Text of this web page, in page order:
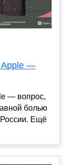
Apple —
— вопрос,
болью
Ещё